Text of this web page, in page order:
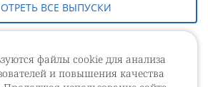
файлы cookie для анализа
и повышения качества
ВСЕ ВЫПУСКИ